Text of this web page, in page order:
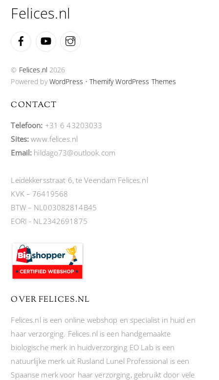
Felices.nl
FacebookYouTube
© Felices.nl 2026
Powered byWordPress •Themify WordPress Themes
CONTACT
Telefoon: +31 6 43203033
Sites: www.felices.nl
Email: hildago73@outlook.com
Leidekkersstraat 6, te Veendam Felices.nl
KVK – 76419568
BTW – NL003082814B45
EORI - NL2342691875
OVER FELICES.NL
Felices.nl is een online webshop en specialist in huid en
haar verzorging. Felices.nl is een handgemaakte
biologische merk in huidverzorging EO Lab is een
natuurlijke merk uit Rusland Lunel Professional is een
Spaanse merk voor haar verzorging, gebruikt door vele